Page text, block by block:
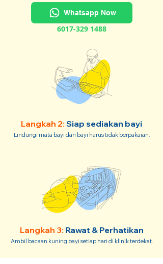
Whatsapp Now
6017-329 1488
Langkah 2: Siap sediakan bayi
Lindungi mata bayi dan bayi harus tidak berpakaian.
Langkah 3: Rawat & Perhatikan
Ambil bacaan kuning bayi setiap hari di klinik terdekat.